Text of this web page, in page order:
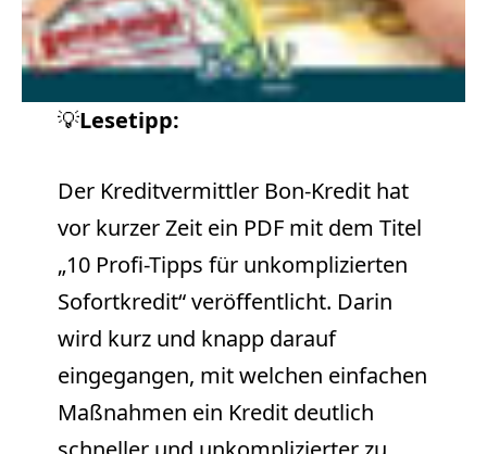
💡Lesetipp:
Der Kreditvermittler Bon-Kredit hat
vor kurzer Zeit ein PDF mit dem Titel
„10 Profi-Tipps für unkomplizierten
Sofortkredit“ veröffentlicht. Darin
wird kurz und knapp darauf
eingegangen, mit welchen einfachen
Maßnahmen ein Kredit deutlich